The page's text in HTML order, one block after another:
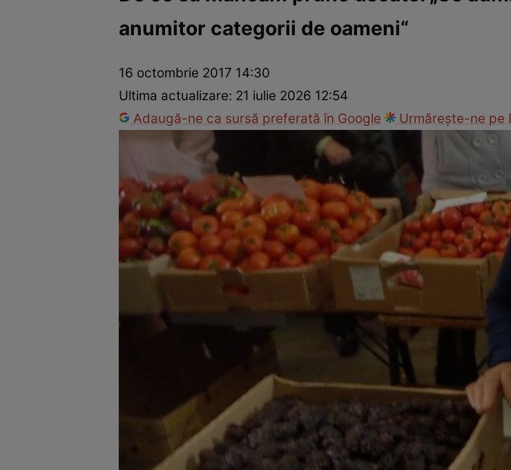
Mâncăruri rapide Rețete cu legumeGătește sănătosRețete cu carne
anumitor categorii de oameni“
16 octombrie 2017 14:30
Ultima actualizare: 21 iulie 2026 12:54
Adaugă-ne ca sursă preferată în Google
Urmărește-ne pe